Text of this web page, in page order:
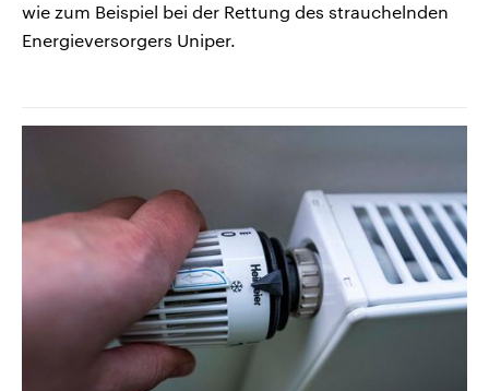
wie zum Beispiel bei der Rettung des strauchelnden
Energieversorgers Uniper.